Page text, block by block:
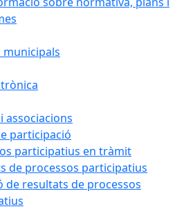
municipals
associacions
participació
participatius en tràmit
de processos participatius
de resultats de processos